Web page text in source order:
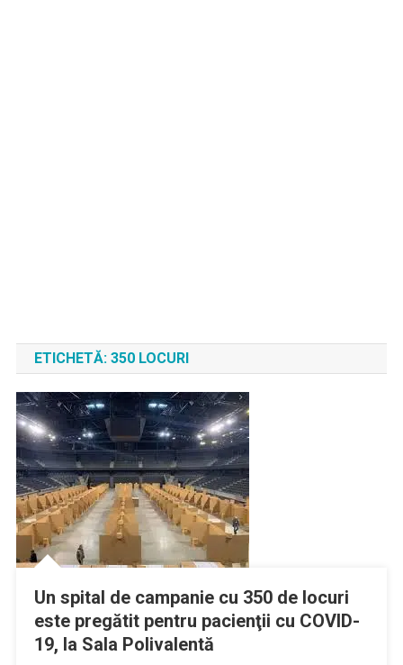
ETICHETĂ: 350 LOCURI
Un spital de campanie cu 350 de locuri
este pregătit pentru pacienţii cu COVID-
19, la Sala Polivalentă